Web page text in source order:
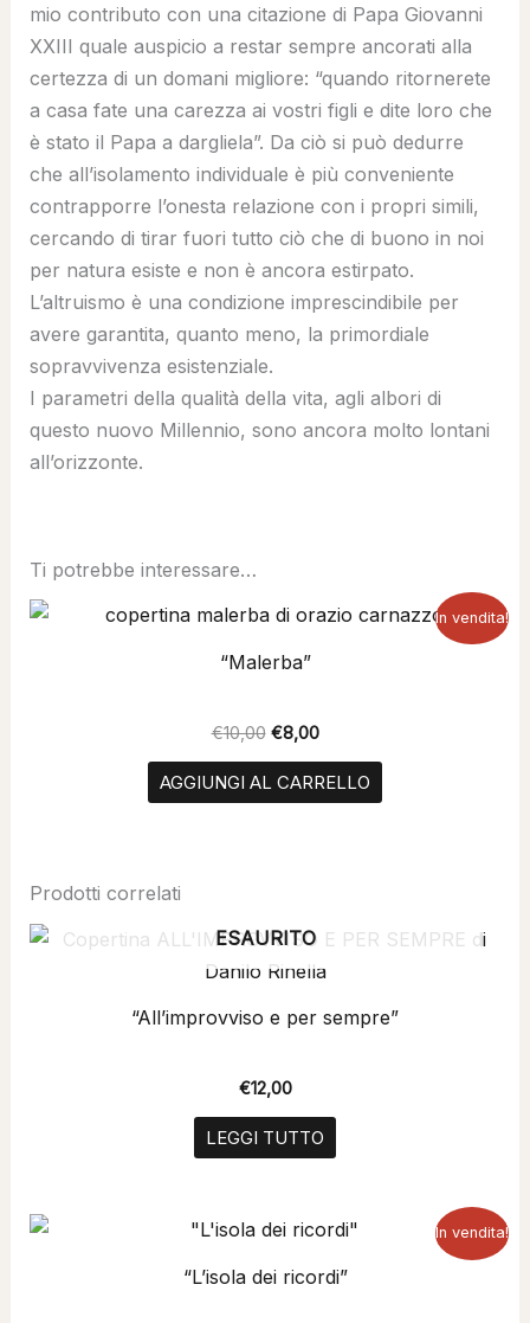
mio contributo con una citazione di Papa Giovanni
XXIII quale auspicio a restar sempre ancorati alla
certezza di un domani migliore: “quando ritornerete
a casa fate una carezza ai vostri figli e dite loro che
è stato il Papa a dargliela”. Da ciò si può dedurre
che all’isolamento individuale è più conveniente
contrapporre l’onesta relazione con i propri simili,
cercando di tirar fuori tutto ciò che di buono in noi
per natura esiste e non è ancora estirpato.
L’altruismo è una condizione imprescindibile per
avere garantita, quanto meno, la primordiale
sopravvivenza esistenziale.
I parametri della qualità della vita, agli albori di
questo nuovo Millennio, sono ancora molto lontani
all’orizzonte.
Ti potrebbe interessare…
In vendita!
“Malerba”
€10,00
originale
era:
€8,00
Il
AGGIUNGI AL CARRELLO
Prodotti correlati
ESAURITO
“All’improvviso e per sempre”
€12,00
LEGGI TUTTO
In vendita!
“L’isola dei ricordi”
Il
originale
era:
Il
attuale
è: